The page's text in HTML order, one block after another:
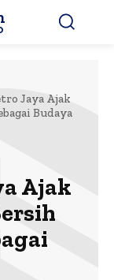
Jaya Ajak
Budaya
Ajak